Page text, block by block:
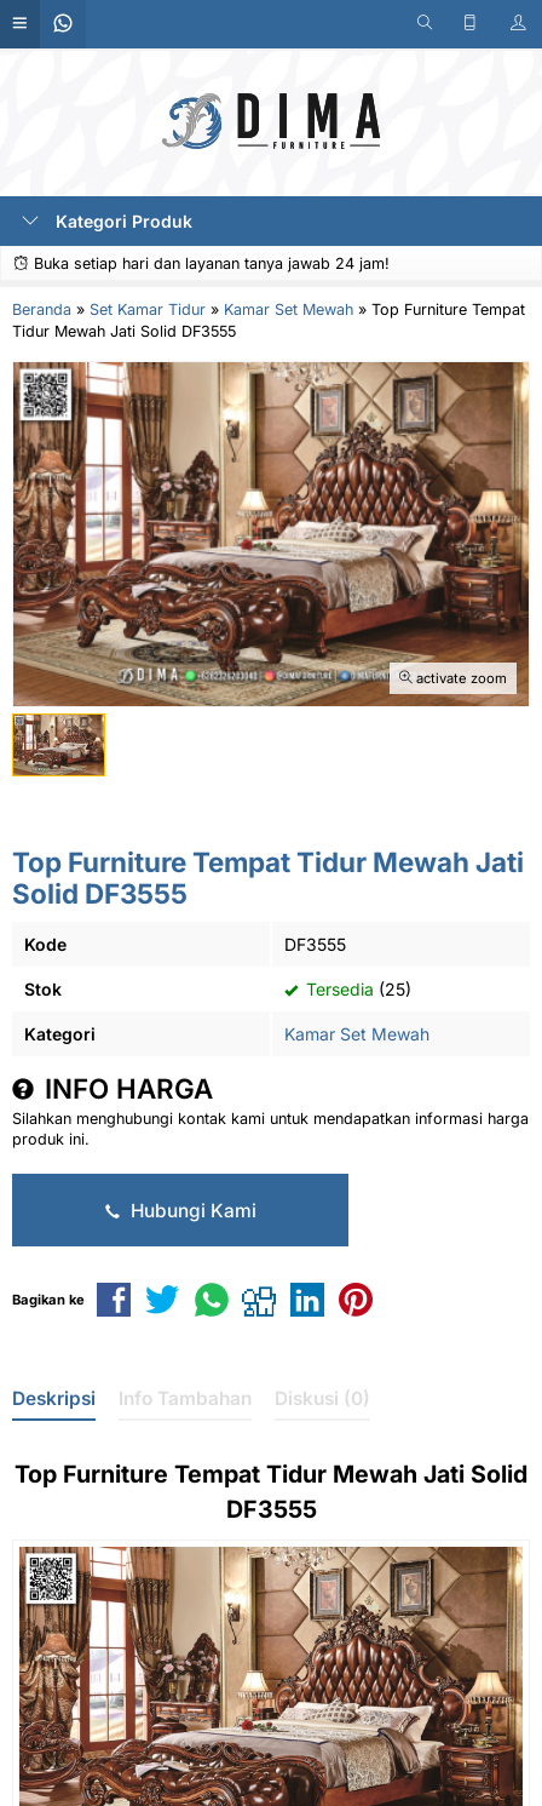
Kategori Produk
Buka setiap hari dan layanan tanya jawab 24 jam!
Beranda » Set Kamar Tidur » Kamar Set Mewah » Top Furniture Tempat
Tidur Mewah Jati Solid DF3555
activate zoom
Top Furniture Tempat Tidur Mewah Jati
Solid DF3555
Kode DF3555
Stok Tersedia (25)
Kategori Kamar Set Mewah
INFO HARGA
Silahkan menghubungi kontak kami untuk mendapatkan informasi harga
produk ini.
Hubungi Kami
Bagikan ke
Deskripsi Info Tambahan Diskusi (0)
Top Furniture Tempat Tidur Mewah Jati Solid
DF3555